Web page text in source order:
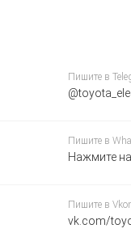
Пишите в
Пишите в
Нажмите
Пишите в
vk.com/